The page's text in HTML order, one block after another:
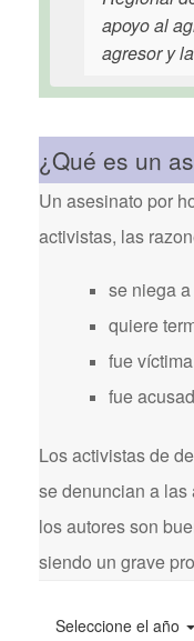
apoyo al
agresor y
¿Qué es un
Un asesinato por
activistas, las
se niega
quiere
fue
fue
Los activistas de
se denuncian a
los autores son
siendo un grave